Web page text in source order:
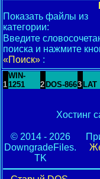
Показать файлы из
категории:
Введите
поиска и нажмите
«Поиск» :
1
WIN-
1251
2 DOS-8663 LAT
Хостинг
© 2014 - 2026
DowngradeFiles.
TK